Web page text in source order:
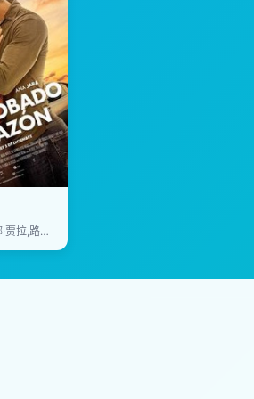
奥斯卡·卡萨斯,安娜·贾拉,路易斯·扎赫拉,Antonio Pagudo,Miguel de Lira,Mario Marzo,安娜·米兰